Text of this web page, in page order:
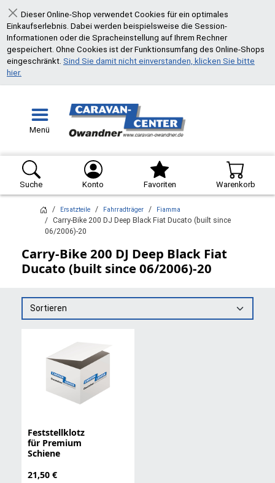
Schließen
Dieser Online-Shop verwendet Cookies für ein optimales
Einkaufserlebnis. Dabei werden beispielsweise die Session-
Informationen oder die Spracheinstellung auf Ihrem Rechner
gespeichert. Ohne Cookies ist der Funktionsumfang des Online-Shops
eingeschränkt. Sind Sie damit nicht einverstanden, klicken Sie bitte
hier.
Menü
Suche Konto Favoriten Warenkorb
Ersatzteile Fahrradträger Fiamma
Carry-Bike 200 DJ Deep Black Fiat Ducato (built since
06/2006)-20
Carry-Bike 200 DJ Deep Black Fiat
Ducato (built since 06/2006)-20
Sortieren
Feststellklotz
für Premium
Schiene
21,50 €